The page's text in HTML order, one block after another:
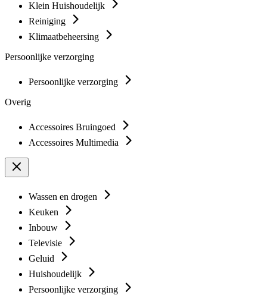
Klein Huishoudelijk
Reiniging
Klimaatbeheersing
Persoonlijke verzorging
Persoonlijke verzorging
Overig
Accessoires Bruingoed
Accessoires Multimedia
Wassen en drogen
Keuken
Inbouw
Televisie
Geluid
Huishoudelijk
Persoonlijke verzorging